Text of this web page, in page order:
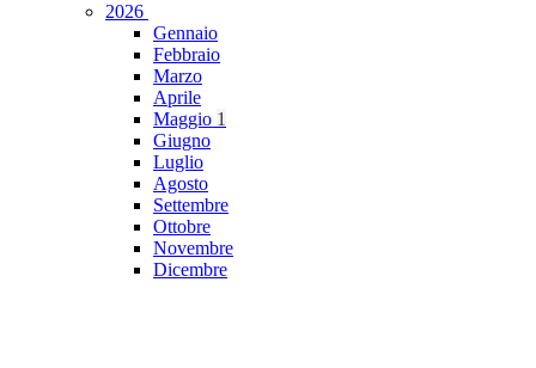
2026
Gennaio
Febbraio
Marzo
Aprile
Maggio 1
Giugno
Luglio
Agosto
Settembre
Ottobre
Novembre
Dicembre